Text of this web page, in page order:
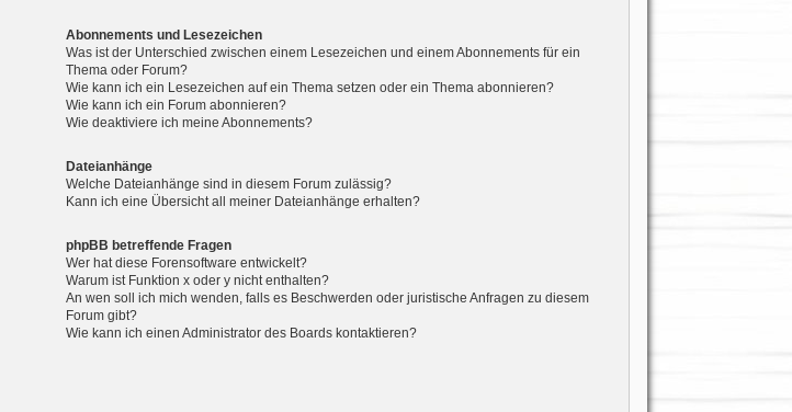
Abonnements und Lesezeichen
Was ist der Unterschied zwischen einem Lesezeichen und einem Abonnements für ein
Thema oder Forum?
Wie kann ich ein Lesezeichen auf ein Thema setzen oder ein Thema abonnieren?
Wie kann ich ein Forum abonnieren?
Wie deaktiviere ich meine Abonnements?
Dateianhänge
Welche Dateianhänge sind in diesem Forum zulässig?
Kann ich eine Übersicht all meiner Dateianhänge erhalten?
phpBB betreffende Fragen
Wer hat diese Forensoftware entwickelt?
Warum ist Funktion x oder y nicht enthalten?
An wen soll ich mich wenden, falls es Beschwerden oder juristische Anfragen zu diesem
Forum gibt?
Wie kann ich einen Administrator des Boards kontaktieren?